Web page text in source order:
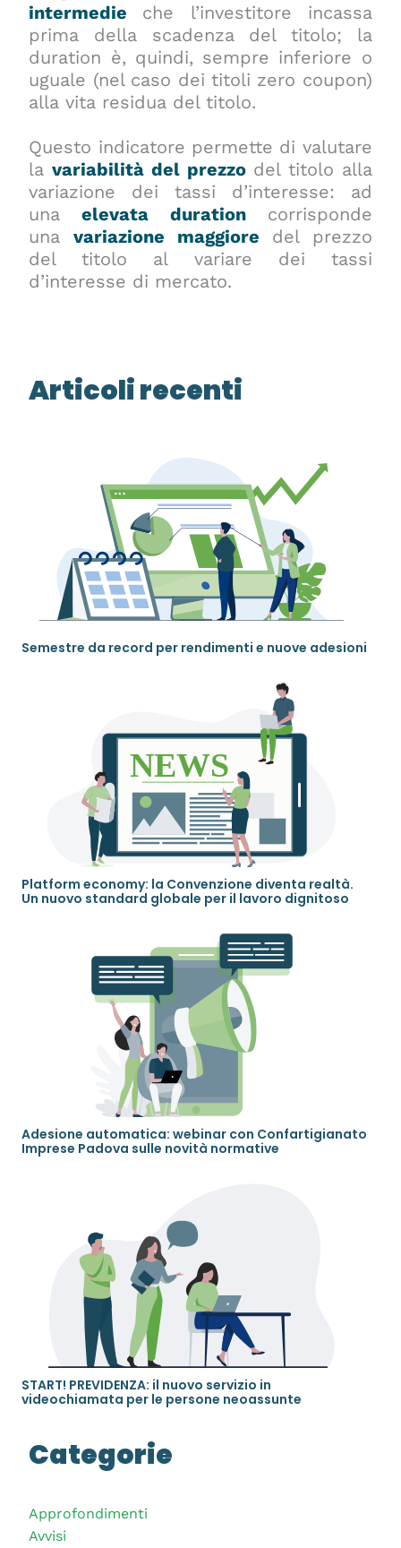
intermedie che l’investitore incassa
prima della scadenza del titolo; la
duration è, quindi, sempre inferiore o
uguale (nel caso dei titoli zero coupon)
alla vita residua del titolo.
Questo indicatore permette di valutare
lavariabilità del prezzodel titolo alla
variazione dei tassi d’interesse: ad
unaelevata durationcorrisponde
una variazione maggiore del prezzo
del titolo al variare dei tassi
d’interesse di mercato.
Articoli recenti
Semestre da record per rendimenti e nuove adesioni
Platform economy: la Convenzione diventa realtà.
Un nuovo standard globale per il lavoro dignitoso
Adesione automatica: webinar con Confartigianato
Imprese Padova sulle novità normative
START! PREVIDENZA: il nuovo servizio in
videochiamata per le persone neoassunte
Categorie
Approfondimenti
Avvisi